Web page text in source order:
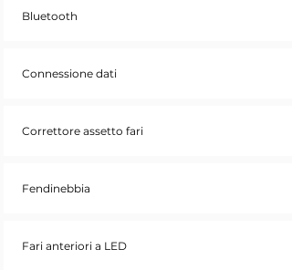
Bluetooth
Connessione dati
Correttore assetto fari
Fendinebbia
Fari anteriori a LED